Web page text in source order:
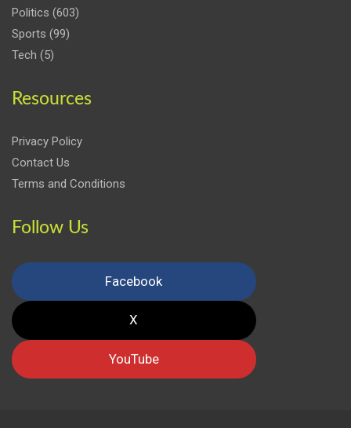
Politics (603)
Sports (99)
Tech (5)
Resources
Privacy Policy
Contact Us
Terms and Conditions
Follow Us
Facebook
X
YouTube